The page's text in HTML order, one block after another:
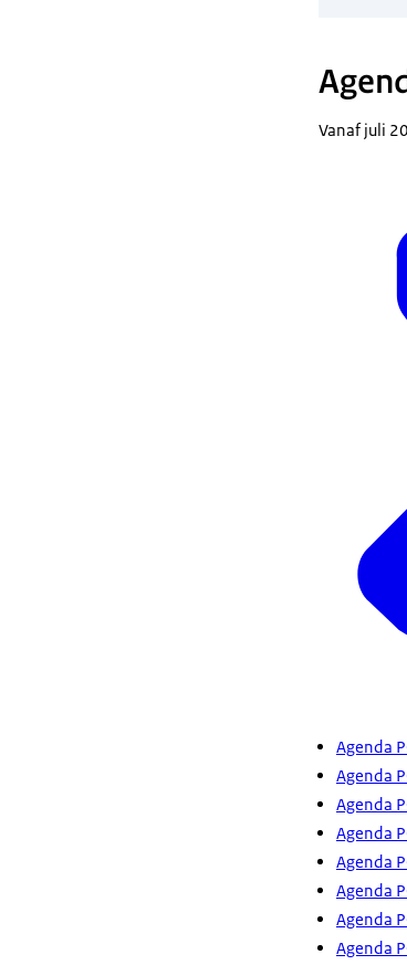
Vanaf juli
Agenda
Agenda
Agenda
Agenda
Agenda
Agenda
Agenda
Agenda